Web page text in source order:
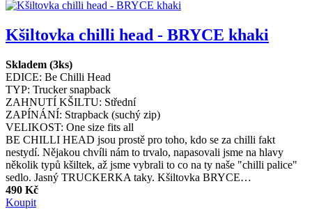
Kšiltovka chilli head - BRYCE khaki
Skladem (3ks)
EDICE: Be Chilli Head
TYP: Trucker snapback
ZAHNUTÍ KŠILTU: Střední
ZAPÍNÁNÍ: Strapback (suchý zip)
VELIKOST: One size fits all
BE CHILLI HEAD jsou prostě pro toho, kdo se za chilli fakt
nestydí. Nějakou chvíli nám to trvalo, napasovali jsme na hlavy
několik typů kšiltek, až jsme vybrali to co na ty naše "chilli palice"
sedlo. Jasný TRUCKERKA taky. Kšiltovka BRYCE…
490 Kč
Koupit